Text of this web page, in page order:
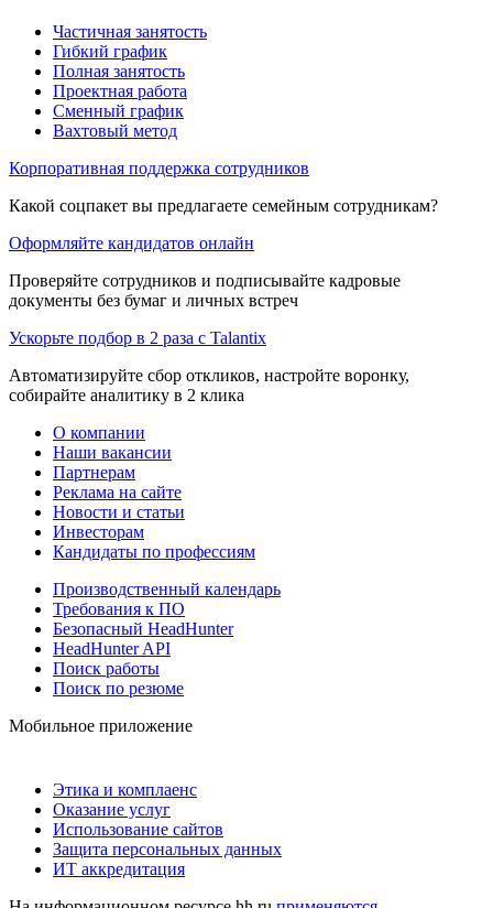
Частичная занятость
Гибкий график
Полная занятость
Проектная работа
Сменный график
Вахтовый метод
Корпоративная поддержка сотрудников
Какой соцпакет вы предлагаете семейным сотрудникам?
Оформляйте кандидатов онлайн
Проверяйте сотрудников и подписывайте кадровые
документы без бумаг и личных встреч
Ускорьте подбор в 2 раза с Talantix
Автоматизируйте сбор откликов, настройте воронку,
собирайте аналитику в 2 клика
О компании
Наши вакансии
Партнерам
Реклама на сайте
Новости и статьи
Инвесторам
Кандидаты по профессиям
Производственный календарь
Требования к ПО
Безопасный HeadHunter
HeadHunter API
Поиск работы
Поиск по резюме
Мобильное приложение
Этика и комплаенс
Оказание услуг
Использование сайтов
Защита персональных данных
ИТ аккредитация